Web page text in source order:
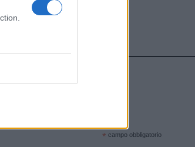
sul sito web!
* campo obbligatorio